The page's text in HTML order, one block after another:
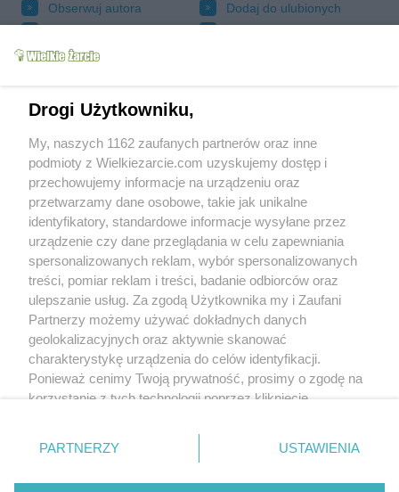
Obserwuj autora
Dodaj do ulubionych
Drukuj
Grupy: Sałatki i surówki
Sałatki
Tagi:
ananas sałatka
tortellini
więcej tagów
Nikt jeszcze nie napisał opinii. Bądź pierwszy!
Drogi Użytkowniku,
My, naszych 1162 zaufanych partnerów oraz inne
podmioty z Wielkiezarcie.com uzyskujemy dostęp i
przechowujemy informacje na urządzeniu oraz
przetwarzamy dane osobowe, takie jak unikalne
identyfikatory, standardowe informacje wysyłane przez
urządzenie czy dane przeglądania w celu zapewniania
spersonalizowanych reklam, wybór spersonalizowanych
treści, pomiar reklam i treści, badanie odbiorców oraz
ulepszanie usług. Za zgodą Użytkownika my i Zaufani
Partnerzy możemy używać dokładnych danych
geolokalizacyjnych oraz aktywnie skanować
charakterystykę urządzenia do celów identyfikacji.
Ponieważ cenimy Twoją prywatność, prosimy o zgodę na
korzystanie z tych technologii poprzez kliknięcie
zmienić/wycofać klikając przycisk ustawień prywatności
znajdujący się w lewym dolnym rogu strony
rodzaje przetwarzania danych nie wymagają zgody
PARTNERZY USTAWIENIA